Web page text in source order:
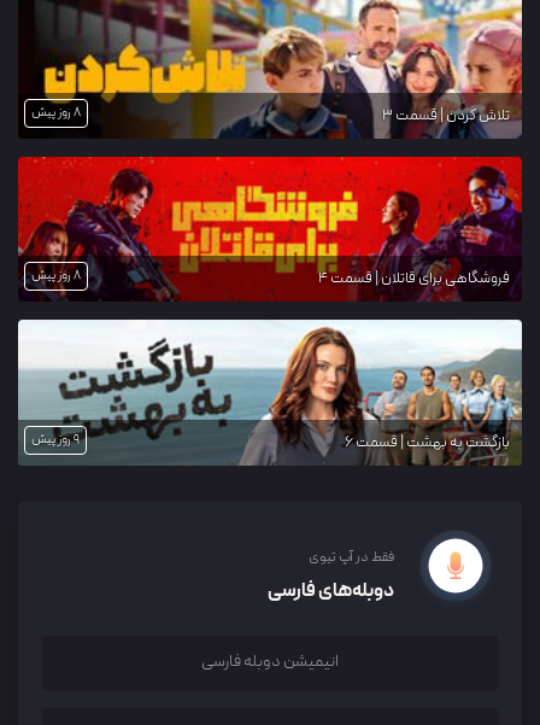
تلاش کردن | قسمت 3 8 روز پیش
فروشگاهی برای قاتلان | قسمت 4 8 روز پیش
بازگشت به بهشت | قسمت 6 9 روز پیش
فقط در آپ تیوی
دوبله‌های فارسی
انیمیشن دوبله فارسی